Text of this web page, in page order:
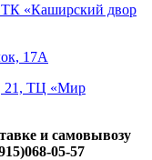
ТК «Каширский двор
17А
21, ТЦ «Мир
и самовывозу
05-57